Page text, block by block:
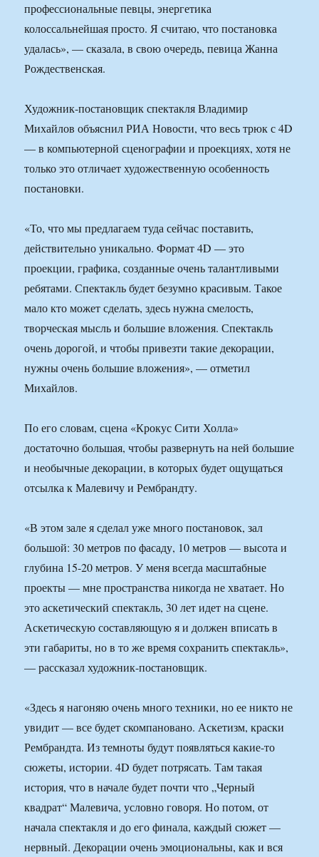
профессиональные певцы, энергетика
колоссальнейшая просто. Я считаю, что постановка
удалась», — сказала, в свою очередь, певица Жанна
Рождественская.
Художник-постановщик спектакля Владимир
Михайлов объяснил РИА Новости, что весь трюк с 4D
— в компьютерной сценографии и проекциях, хотя не
только это отличает художественную особенность
постановки.
«То, что мы предлагаем туда сейчас поставить,
действительно уникально. Формат 4D — это
проекции, графика, созданные очень талантливыми
ребятами. Спектакль будет безумно красивым. Такое
мало кто может сделать, здесь нужна смелость,
творческая мысль и большие вложения. Спектакль
очень дорогой, и чтобы привезти такие декорации,
нужны очень большие вложения», — отметил
Михайлов.
По его словам, сцена «Крокус Сити Холла»
достаточно большая, чтобы развернуть на ней большие
и необычные декорации, в которых будет ощущаться
отсылка к Малевичу и Рембрандту.
«В этом зале я сделал уже много постановок, зал
большой: 30 метров по фасаду, 10 метров — высота и
глубина 15-20 метров. У меня всегда масштабные
проекты — мне пространства никогда не хватает. Но
это аскетический спектакль, 30 лет идет на сцене.
Аскетическую составляющую я и должен вписать в
эти габариты, но в то же время сохранить спектакль»,
— рассказал художник-постановщик.
«Здесь я нагоняю очень много техники, но ее никто не
увидит — все будет скомпановано. Аскетизм, краски
Рембрандта. Из темноты будут появляться какие-то
сюжеты, истории. 4D будет потрясать. Там такая
история, что в начале будет почти что „Черный
квадрат“ Малевича, условно говоря. Но потом, от
начала спектакля и до его финала, каждый сюжет —
нервный. Декорации очень эмоциональны, как и вся